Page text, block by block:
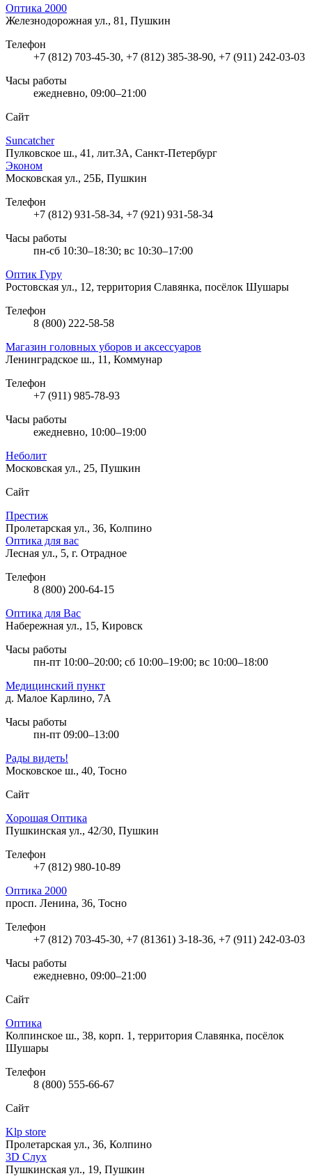
Оптика 2000
Железнодорожная ул., 81, Пушкин
Телефон
+7 (812) 703-45-30, +7 (812) 385-38-90, +7 (911) 242-03-03
Часы работы
ежедневно, 09:00–21:00
Сайт
Suncatcher
Пулковское ш., 41, лит.ЗА, Санкт-Петербург
Эконом
Московская ул., 25Б, Пушкин
Телефон
+7 (812) 931-58-34, +7 (921) 931-58-34
Часы работы
пн-сб 10:30–18:30; вс 10:30–17:00
Оптик Гуру
Ростовская ул., 12, территория Славянка, посёлок Шушары
Телефон
8 (800) 222-58-58
Магазин головных уборов и аксессуаров
Ленинградское ш., 11, Коммунар
Телефон
+7 (911) 985-78-93
Часы работы
ежедневно, 10:00–19:00
Неболит
Московская ул., 25, Пушкин
Сайт
Престиж
Пролетарская ул., 36, Колпино
Оптика для вас
Лесная ул., 5, г. Отрадное
Телефон
8 (800) 200-64-15
Оптика для Вас
Набережная ул., 15, Кировск
Часы работы
пн-пт 10:00–20:00; сб 10:00–19:00; вс 10:00–18:00
Медицинский пункт
д. Малое Карлино, 7А
Часы работы
пн-пт 09:00–13:00
Рады видеть!
Московское ш., 40, Тосно
Сайт
Хорошая Оптика
Пушкинская ул., 42/30, Пушкин
Телефон
+7 (812) 980-10-89
Оптика 2000
просп. Ленина, 36, Тосно
Телефон
+7 (812) 703-45-30, +7 (81361) 3-18-36, +7 (911) 242-03-03
Часы работы
ежедневно, 09:00–21:00
Сайт
Оптика
Колпинское ш., 38, корп. 1, территория Славянка, посёлок
Шушары
Телефон
8 (800) 555-66-67
Сайт
Klp store
Пролетарская ул., 36, Колпино
3D Слух
Пушкинская ул., 19, Пушкин